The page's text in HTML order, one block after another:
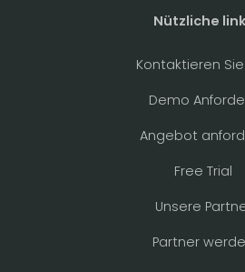
Nützliche
Kontaktieren
Demo
Angebot
Free Trial
Unsere
Partner